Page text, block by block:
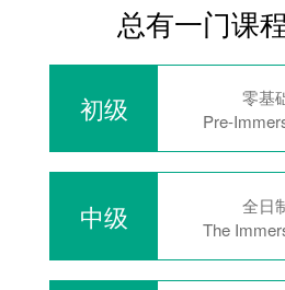
总有一门课
初级
零基
Pre-
中级
全日
The